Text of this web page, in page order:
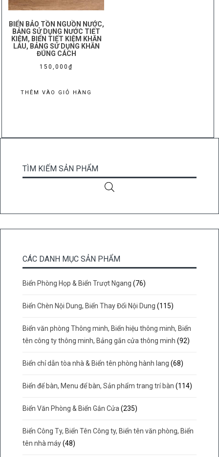
BIỂN BẢO TỒN NGUỒN NƯỚC,
BẢNG SỬ DỤNG NƯỚC TIẾT
KIỆM, BIỂN TIẾT KIỆM KHĂN
LAU, BẢNG SỬ DỤNG KHĂN
ĐÚNG CÁCH
150,000 ₫
THÊM VÀO GIỎ HÀNG
TÌM KIẾM SẢN PHẨM
CÁC DANH MỤC SẢN PHẨM
Biển Phòng Họp & Biển Trượt Ngang (76)
Biển Chèn Nội Dung, Biển Thay Đổi Nội Dung (115)
Biển văn phòng Thông minh, Biển hiệu thông minh, Biển
tên công ty thông minh, Bảng gắn cửa thông minh (92)
Biển chỉ dẫn tòa nhà & Biển tên phòng hành lang (68)
Biển để bàn, Menu để bàn, Sản phẩm trang trí bàn (114)
Biển Văn Phòng & Biển Gắn Cửa (235)
Biển Công Ty, Biển Tên Công ty, Biển tên văn phòng, Biển
tên nhà máy (48)